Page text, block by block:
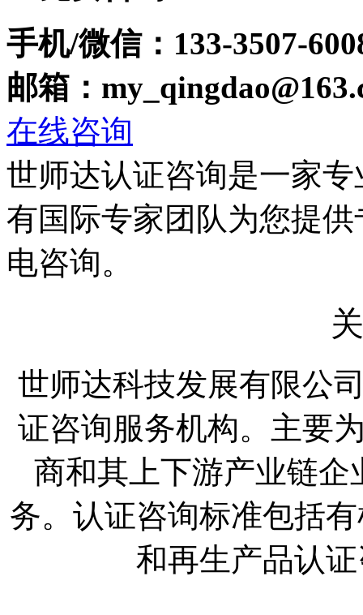
手机/微信：133-3507-
邮箱：
在线咨询
世师达认证咨询是一家
有国际专家团队为您提
电咨询。
世师达科技发展有限公
证咨询服务机构。主要
商和其上下游产业链
务。认证咨询标准包括
和再生产品认